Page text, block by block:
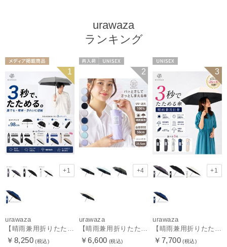
urawaza
ランキング
品
UNISEX 1
+1
urawaza
【晴雨兼用折りたたみ日傘】ウラワザ（urawaza）無地 55㎝ 晴雨兼用 遮光100% UV100% 自動開閉 ワンタッチ
￥8,250 (税込)
2
+4
urawaza
【晴雨兼用折りたたみ日傘】パッとさして、サッとしまえる傘コワザ(kowaza) プレーン 50 遮光100% UV100% 自動開閉傘 ワンタッチ
￥6,600 (税込)
3
+1
urawaza
【晴雨兼用折りたたみ日傘】ウラワザ（urawaza） 無地 55㎝ 折りたたみ傘 晴雨兼用 100%遮光 UV100%
￥7,700 (税込)